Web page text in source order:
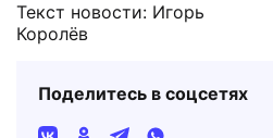
Текст новости: Игорь
Королёв
Поделитесь в соцсетях